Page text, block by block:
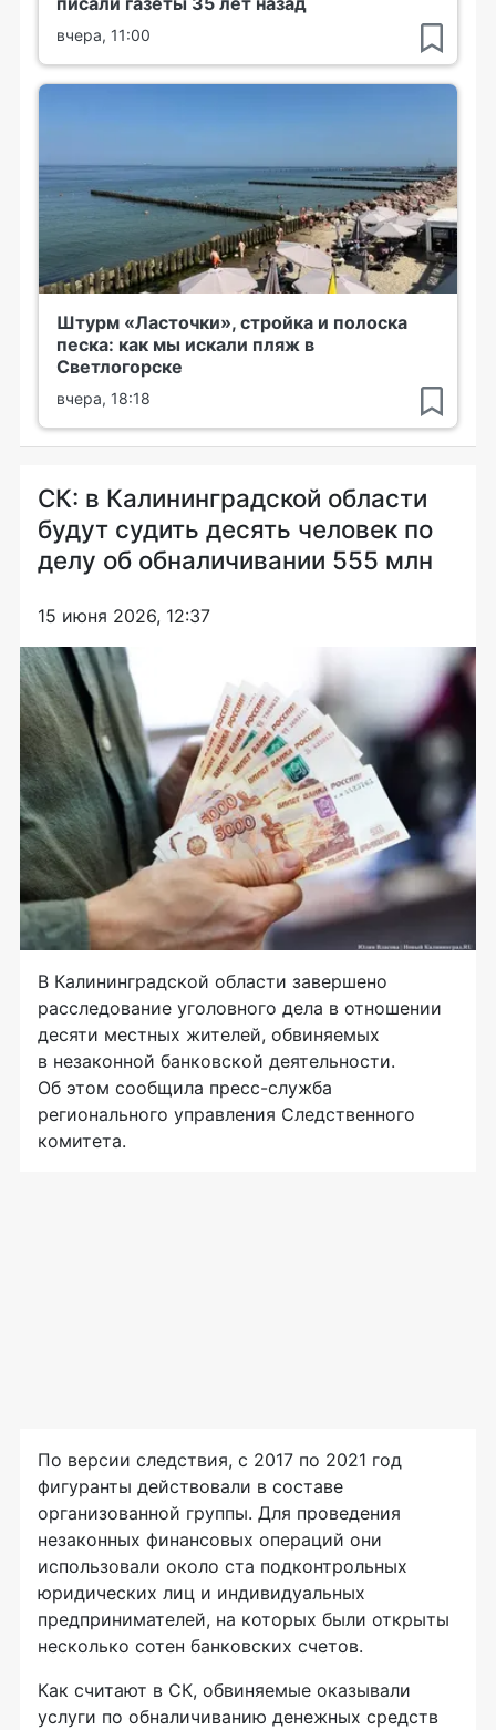
вчера, 11:00
Штурм «Ласточки», стройка и полоска
песка: как мы искали пляж в
Светлогорске
вчера, 18:18
СК: в Калининградской области
будут судить десять человек по
делу об обналичивании 555 млн
15 июня 2026, 12:37
В Калининградской области завершено
расследование уголовного дела в отношении
десяти местных жителей, обвиняемых
в незаконной банковской деятельности.
Об этом сообщила пресс-служба
регионального управления Следственного
комитета.
По версии следствия, с 2017 по 2021 год
фигуранты действовали в составе
организованной группы. Для проведения
незаконных финансовых операций они
использовали около ста подконтрольных
юридических лиц и индивидуальных
предпринимателей, на которых были открыты
несколько сотен банковских счетов.
Как считают в СК, обвиняемые оказывали
услуги по обналичиванию денежных средств